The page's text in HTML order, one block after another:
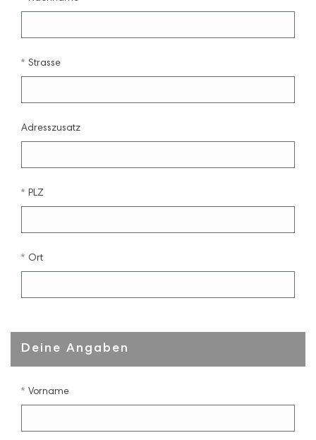
Strasse
Adresszusatz
PLZ
Ort
Deine Angaben
Vorname